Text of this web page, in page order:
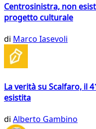
Centrosinistra, non
progetto culturale
di Marco Iasevoli
La verità su Scalfaro, il
esistita
di Alberto Gambino